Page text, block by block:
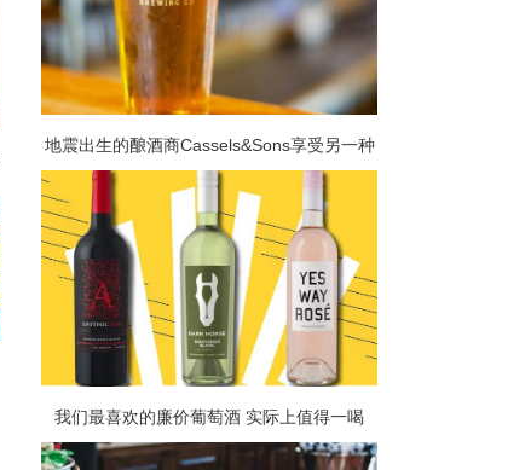
地震出生的酿酒商Cassels&Sons享受另一种
全球认可的滋味
我们最喜欢的廉价葡萄酒 实际上值得一喝